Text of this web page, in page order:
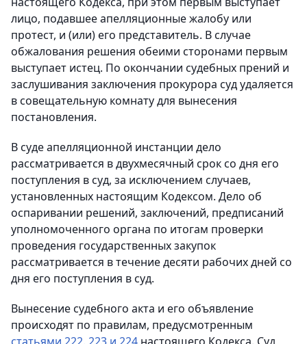
лицо, подавшее апелляционные жалобу или
протест, и (или) его представитель. В случае
обжалования решения обеими сторонами первым
выступает истец. По окончании судебных прений и
заслушивания заключения прокурора суд удаляется
в совещательную комнату для вынесения
постановления.
В суде апелляционной инстанции дело
рассматривается в двухмесячный срок со дня его
поступления в суд, за исключением случаев,
установленных настоящим Кодексом. Дело об
оспаривании решений, заключений, предписаний
уполномоченного органа по итогам проверки
проведения государственных закупок
рассматривается в течение десяти рабочих дней со
дня его поступления в суд.
Вынесение судебного акта и его объявление
происходят по правилам, предусмотренным